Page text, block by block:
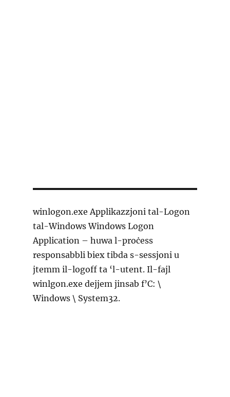
winlogon.exe Applikazzjoni tal-Logon
tal-Windows Windows Logon
Application – huwa l-proċess
responsabbli biex tibda s-sessjoni u
jtemm il-logoff ta ‘l-utent. Il-fajl
winlgon.exe dejjem jinsab f’C: \
Windows \ System32.